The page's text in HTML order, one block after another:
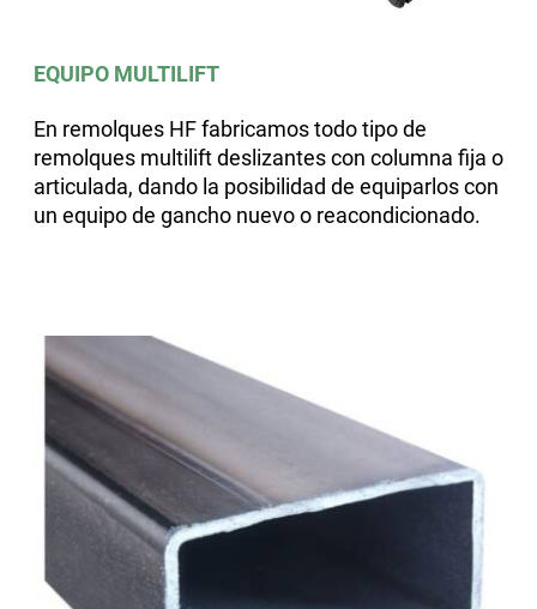
EQUIPO MULTILIFT
En remolques HF fabricamos todo tipo de
remolques multilift deslizantes con columna fija o
articulada, dando la posibilidad de equiparlos con
un equipo de gancho nuevo o reacondicionado.